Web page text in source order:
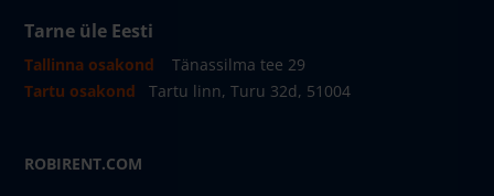
Tarne üle Eesti
Tallinna osakond
Tänassilma tee 29
Tartu osakond
Tartu linn, Turu 32d, 51004
ROBIRENT.COM